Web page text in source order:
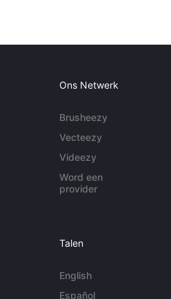
Ons Netwerk
Brusheezy
Vecteezy
Videezy
Word een
provider
Talen
English
Español